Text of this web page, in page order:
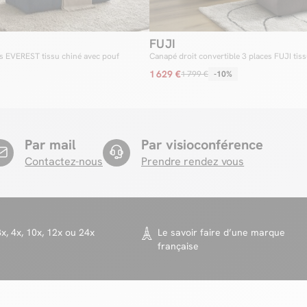
EVEREST tissu chiné avec pouf
FUJI
Canapé droit convertible 3 places FUJI
1 629 €1 799 € -10%
Par mail
Contactez-nous
Par visioconférence
Prendre rendez vous
4x, 10x, 12x ou 24x
Le savoir faire d’une marque
française